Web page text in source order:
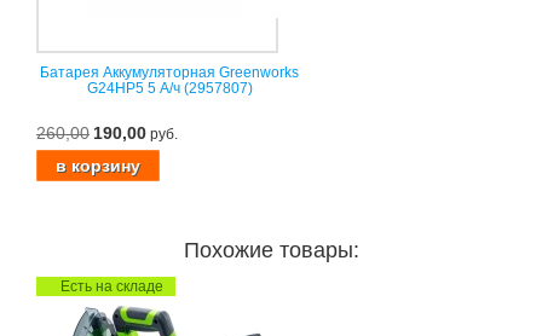
Батарея Аккумуляторная Greenworks
G24HP5 5 А/ч (2957807)
260,00 190,00 руб.
Похожие товары:
Есть на складе